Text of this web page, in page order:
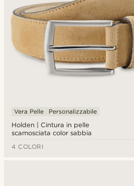
Holden | Cintura in pelle
scamosciata color sabbia
Vera Pelle Personalizzabile
4 COLORI